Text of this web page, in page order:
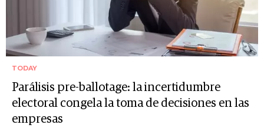
TODAY
Parálisis pre-ballotage: la incertidumbre
electoral congela la toma de decisiones en las
empresas